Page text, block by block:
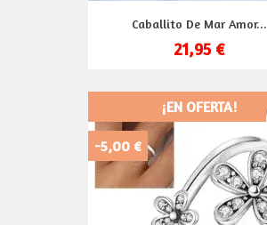
Caballito De Mar Amor...
21,95 €
¡EN OFERTA!
-5,00 €